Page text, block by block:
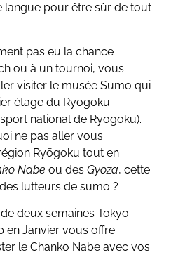
langue pour être sûr de tout
pas eu la chance
ou à un tournoi, vous
visiter le musée Sumo qui
étage du Ryōgoku
national de Ryōgoku).
ne pas aller vous
Ryōgoku tout en
Nabe ou des Gyoza, cette
lutteurs de sumo ?
deux semaines Tokyo
en Janvier vous offre
le Chanko Nabe avec vos